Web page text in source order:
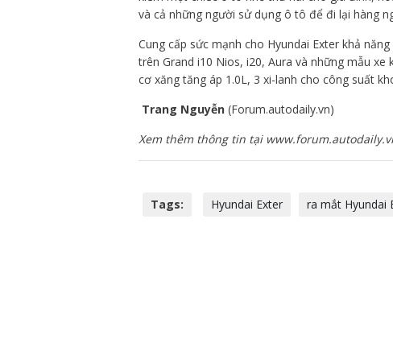
và cả những người sử dụng ô tô để đi lại hàng
Cung cấp sức mạnh cho Hyundai Exter khả
trên Grand i10 Nios, i20, Aura và những mẫu
cơ xăng tăng áp 1.0L, 3 xi-lanh cho công suất
Trang Nguyễn (Forum.autodaily.vn)
Xem thêm thông tin tại
Tags: Hyundai Exter ra mắt Hyundai